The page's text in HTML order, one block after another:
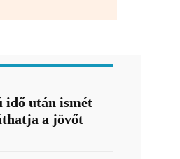
idő után ismét
a jövőt